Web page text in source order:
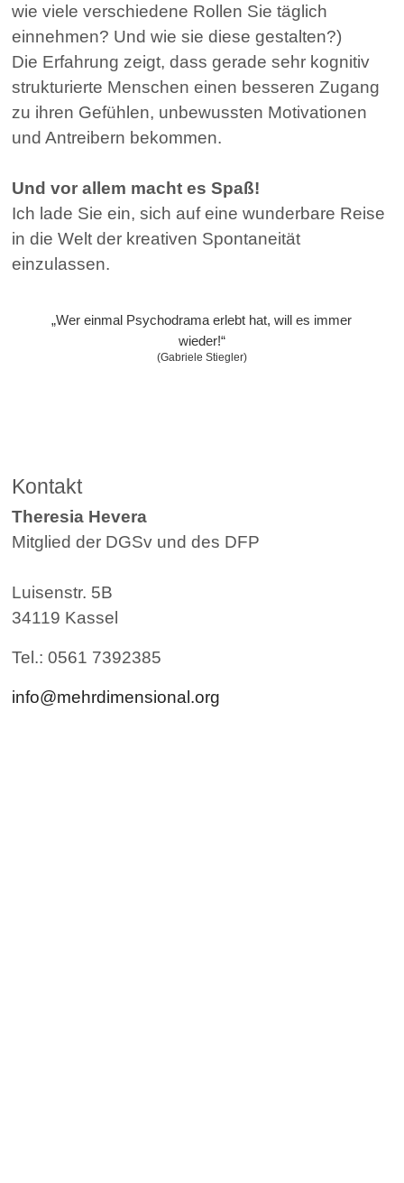
wie viele verschiedene Rollen Sie täglich
einnehmen? Und wie sie diese gestalten?)
Die Erfahrung zeigt, dass gerade sehr kognitiv
strukturierte Menschen einen besseren Zugang
zu ihren Gefühlen, unbewussten Motivationen
und Antreibern bekommen.
Und vor allem macht es Spaß!
Ich lade Sie ein, sich auf eine wunderbare Reise
in die Welt der kreativen Spontaneität
einzulassen.
„Wer einmal Psychodrama erlebt hat, will es immer
wieder!“
(Gabriele Stiegler)
Kontakt
Theresia Hevera
Mitglied der DGSv und des DFP
Luisenstr. 5B
34119 Kassel
Tel.: 0561 7392385
info@mehrdimensional.org